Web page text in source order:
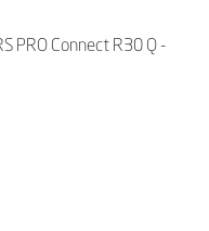
PRO Connect R30 Q -